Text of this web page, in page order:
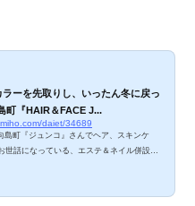
ーを先取りし、いったん冬に戻っ
町『HAIR＆FACE J...
daiet/34689
島町『ジュンコ』さんでヘア、スキンケ
世話になっている、エステ＆ネイル併設美
ヘアー、ネイル、着付け、エステ、詳し